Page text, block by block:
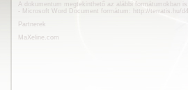
A dokumentum megtekinthető az alábbi formátumokban
- Microsoft Word Document formátum:
http://terratis.hu/
Partnerek
MaXeline.com